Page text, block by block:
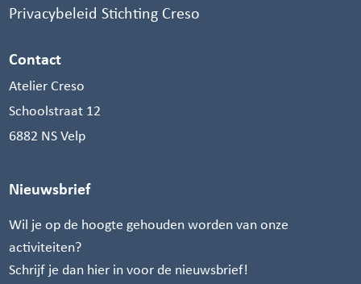
Privacybeleid Stichting Creso
Contact
Atelier Creso
Schoolstraat 12
6882 NS Velp
Nieuwsbrief
Wil je op de hoogte gehouden worden van onze
activiteiten?
Schrijf je dan hier in voor de nieuwsbrief!